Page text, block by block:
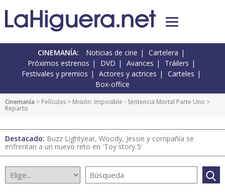
CINEMANÍA: Noticias de cine
Cartelera
Próximos estrenos
DVD Avances
Tráilers
Festivales y premios
Actores y actrices
Carteles
Box-office
Cinemanía > Películas > Misión: Imposible - Sentencia Mortal Parte Uno >
Reparto
Destacado: Buzz Lightyear, Woody, Jessie y compañía se
enfrentan a un nuevo reto en 'Toy story 5'